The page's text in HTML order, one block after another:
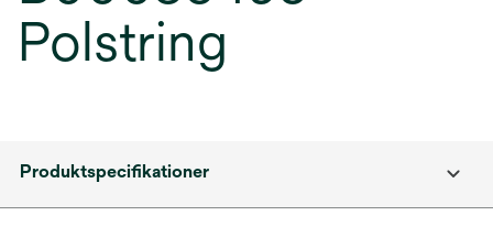
Polstring
Produktspecifikationer